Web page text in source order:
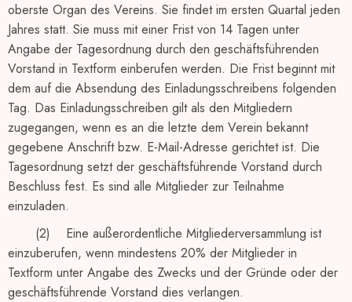
oberste Organ des Vereins. Sie findet im ersten Quartal jeden
Jahres statt. Sie muss mit einer Frist von 14 Tagen unter
Angabe der Tagesordnung durch den geschäftsführenden
Vorstand in Textform einberufen werden. Die Frist beginnt mit
dem auf die Absendung des Einladungsschreibens folgenden
Tag. Das Einladungsschreiben gilt als den Mitgliedern
zugegangen, wenn es an die letzte dem Verein bekannt
gegebene Anschrift bzw. E-Mail-Adresse gerichtet ist. Die
Tagesordnung setzt der geschäftsführende Vorstand durch
Beschluss fest. Es sind alle Mitglieder zur Teilnahme
einzuladen.
(2) Eine außerordentliche Mitgliederversammlung ist
einzuberufen, wenn mindestens 20% der Mitglieder in
Textform unter Angabe des Zwecks und der Gründe oder der
geschäftsführende Vorstand dies verlangen.